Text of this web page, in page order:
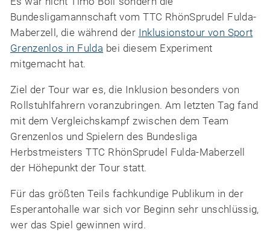
Bundesligamannschaft vomTTC RhönSprudel Fulda-
Maberzell, die während der Inklusionstour von Sport
Grenzenlos in Fulda bei diesem Experiment
mitgemacht hat.
Ziel der Tour war es, die Inklusion besonders von
Rollstuhlfahrern voranzubringen. Am letzten Tag fand
mit dem Vergleichskampf zwischen dem Team
Grenzenlos und Spielern des Bundesliga
HerbstmeistersTTC RhönSprudel Fulda-Maberzell
der Höhepunkt der Tour statt.
Für das größten Teils fachkundige Publikum in der
Esperantohalle war sich vor Beginn sehr unschlüssig,
wer das Spiel gewinnen wird.